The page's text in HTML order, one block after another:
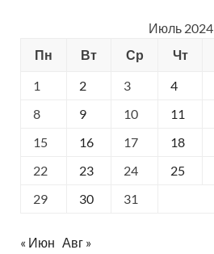
Июль 2024
Пн
Вт Ср Чт
1
2 3 4
8
9 10 11
15
16 17 18
22
23 24 25
29
30 31
« Июн Авг »